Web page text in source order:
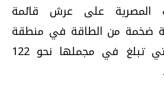
المصرية على عرش قائمة
ضخمة من الطاقة في منطقة
شرق المتوسط، التي تبلغ في مجملها نحو 122